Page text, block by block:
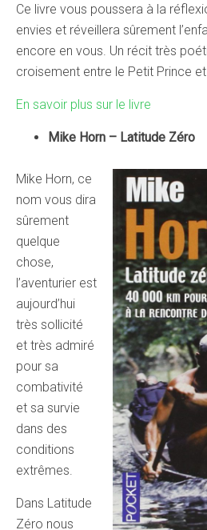
Ce livre vous poussera à la
envies et réveillera sûrement
encore en vous. Un récit très
croisement entre le Petit Prince
En savoir plus sur le livre
Mike Horn – Latitude Zéro
Mike Horn, ce
nom vous dira
sûrement
quelque
chose,
l’aventurier est
aujourd’hui
très sollicité
et très admiré
pour sa
combativité
et sa survie
dans des
conditions
extrêmes.
Dans Latitude
Zéro nous